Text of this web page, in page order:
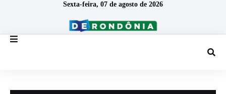
Sexta-feira, 07 de agosto de 2026